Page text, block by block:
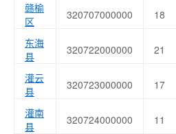
赣榆
区
320707000000 18
东海
县
320722000000 21
灌云
县
320723000000 17
灌南
县
320724000000 11